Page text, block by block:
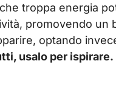
troppa energia
promovendo un
optando
usalo per ispirare.